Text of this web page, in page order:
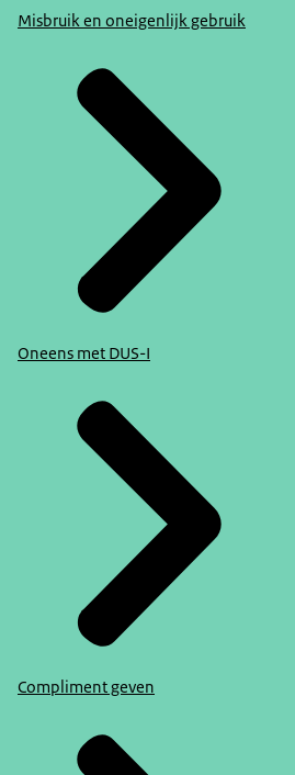
Misbruik en oneigenlijk gebruik
Oneens met DUS-I
Compliment geven